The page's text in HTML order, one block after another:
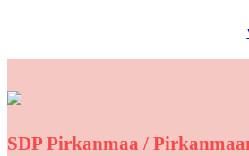
SDP Pirkanmaa /